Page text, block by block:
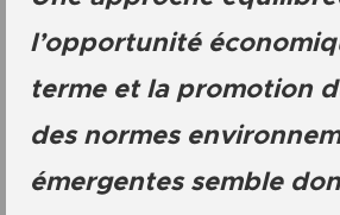
l’opportunité
terme et la promotion
des normes
émergentes semble